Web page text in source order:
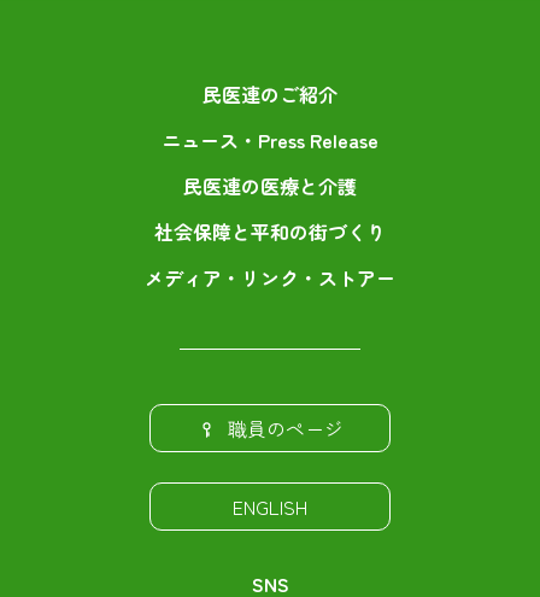
民医連のご紹介
ニュース・Press Release
民医連の医療と介護
社会保障と平和の街づくり
メディア・リンク・ストアー
職員のページ
ENGLISH
SNS